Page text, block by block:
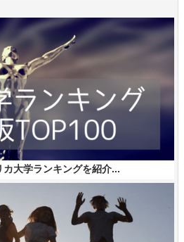
カ大学ランキングを紹介...